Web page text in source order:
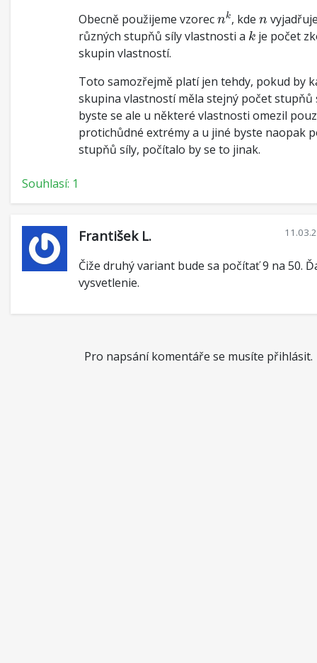
Obecně použijeme vzorec nk
k, kde n
n
různých stupňů síly vlastnosti a k
k je počet
skupin vlastností.
Toto samozřejmě platí jen tehdy, pokud by
skupina vlastností měla stejný počet stupňů
byste se ale u některé vlastnosti omezil
protichůdné extrémy a u jiné byste naopak
stupňů síly, počítalo by se to jinak.
Souhlasí: 1
František L.
Čiže druhý variant bude sa počítať 9 na 50.
vysvetlenie.
Pro napsání komentáře se musíte přihlásit.